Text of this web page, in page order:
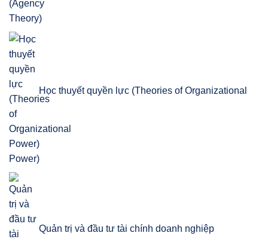
Học thuyết quyền lực (Theories of Organizational
Power)
Quản trị và đầu tư tài chính doanh nghiệp